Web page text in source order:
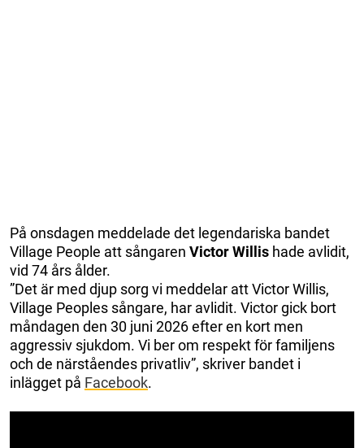
På onsdagen meddelade det legendariska bandet
Village People att sångaren Victor Willis hade avlidit,
vid 74 års ålder.
”Det är med djup sorg vi meddelar att Victor Willis,
Village Peoples sångare, har avlidit. Victor gick bort
måndagen den 30 juni 2026 efter en kort men
aggressiv sjukdom. Vi ber om respekt för familjens
och de närståendes privatliv”, skriver bandet i
inlägget på Facebook.